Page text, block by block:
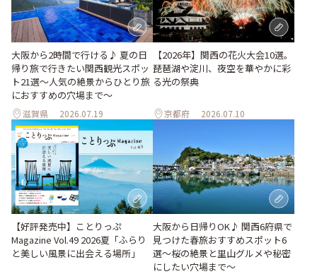
大阪から2時間で行ける♪ 夏の日
帰り旅で行きたい関西観光スポッ
ト21選～人気の絶景からひとり旅
におすすめの穴場まで～
滋賀県 2026.07.19
【2026年】関西の花火大会10選。
琵琶湖や淀川、夜空を華やかに彩
る光の祭典
京都府 2026.07.10
【好評発売中】ことりっぷ
Magazine Vol.49 2026夏「ふらり
と美しい風景に出会える場所」
大阪から日帰りOK♪ 関西6府県で
見つけた春旅おすすめスポット6
選～桜の絶景と里山グルメや秘密
にしたい穴場まで～